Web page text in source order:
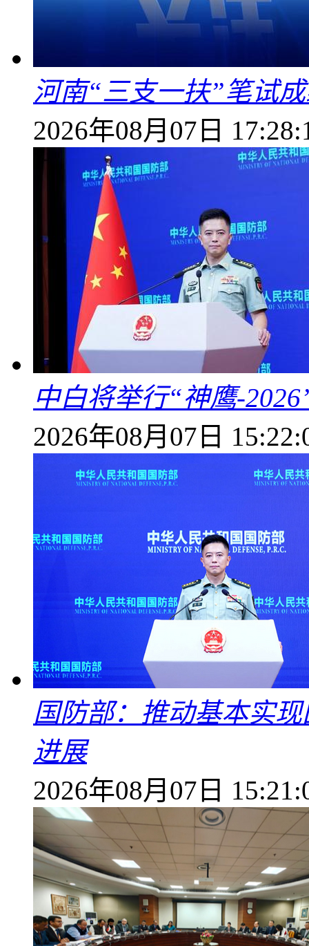
河南“三支一扶”笔试
2026年08月07日
中白将举行“神鹰-
2026年08月07日
国防部：推动基本实
进展
2026年08月07日